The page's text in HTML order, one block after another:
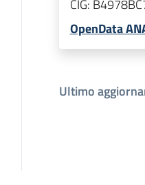
CIG:
OpenData
Ultimo